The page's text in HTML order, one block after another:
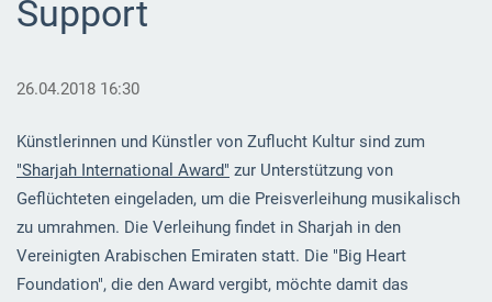
Support
26.04.2018 16:30
Künstlerinnen und Künstler von Zuflucht Kultur sind zum
"Sharjah International Award" zur Unterstützung von
Geflüchteten eingeladen, um die Preisverleihung musikalisch
zu umrahmen. Die Verleihung findet in Sharjah in den
Vereinigten Arabischen Emiraten statt. Die "Big Heart
Foundation", die den Award vergibt, möchte damit das